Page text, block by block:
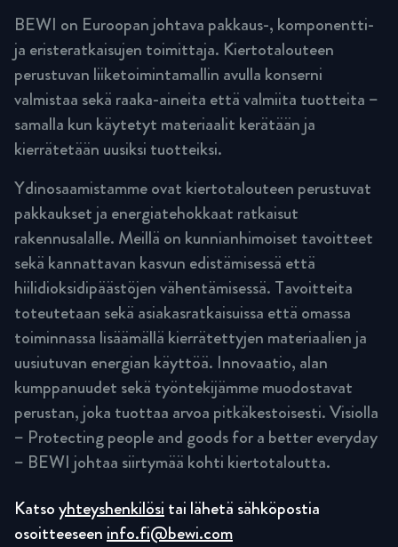
BEWI on Euroopan johtava pakkaus-, komponentti-
ja eristeratkaisujen toimittaja. Kiertotalouteen
perustuvan liiketoimintamallin avulla konserni
valmistaa sekä raaka-aineita että valmiita tuotteita –
samalla kun käytetyt materiaalit kerätään ja
kierrätetään uusiksi tuotteiksi.
Ydinosaamistamme ovat kiertotalouteen perustuvat
pakkaukset ja energiatehokkaat ratkaisut
rakennusalalle. Meillä on kunnianhimoiset tavoitteet
sekä kannattavan kasvun edistämisessä että
hiilidioksidipäästöjen vähentämisessä. Tavoitteita
toteutetaan sekä asiakasratkaisuissa että omassa
toiminnassa lisäämällä kierrätettyjen materiaalien ja
uusiutuvan energian käyttöä. Innovaatio, alan
kumppanuudet sekä työntekijämme muodostavat
perustan, joka tuottaa arvoa pitkäkestoisesti. Visiolla
– Protecting people and goods for a better everyday
– BEWI johtaa siirtymää kohti kiertotaloutta.
Katsoyhteyshenkilösi tai lähetä sähköpostia
osoitteeseen info.fi@bewi.com